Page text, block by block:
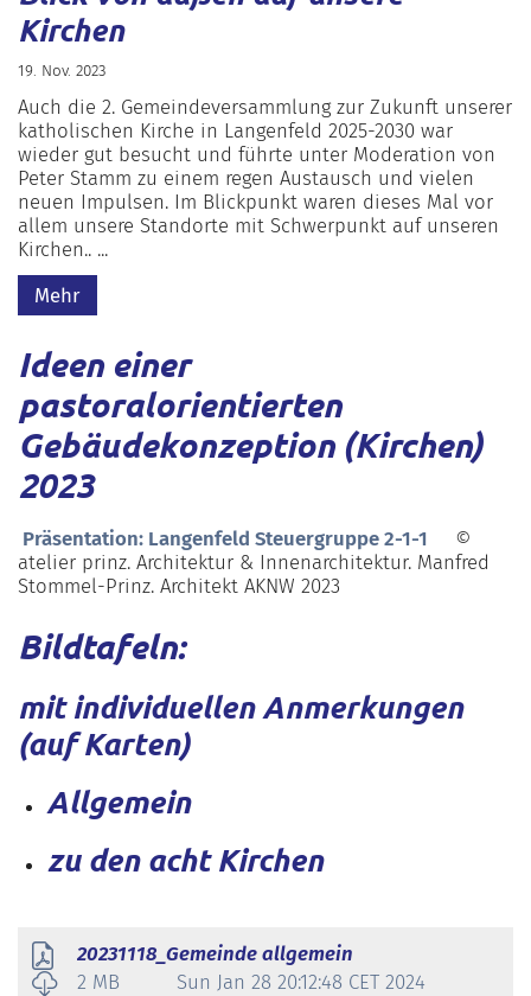
Kirchen
19. Nov. 2023
Auch die 2. Gemeindeversammlung zur Zukunft unserer
katholischen Kirche in Langenfeld 2025-2030 war
wieder gut besucht und führte unter Moderation von
Peter Stamm zu einem regen Austausch und vielen
neuen Impulsen. Im Blickpunkt waren dieses Mal vor
allem unsere Standorte mit Schwerpunkt auf unseren
Kirchen.. ...
Mehr
Ideen einer
pastoralorientierten
Gebäudekonzeption (Kirchen)
2023
Präsentation: Langenfeld Steuergruppe 2-1-1
©
atelier prinz. Architektur & Innenarchitektur. Manfred
Stommel-Prinz. Architekt AKNW 2023
Bildtafeln:
mit individuellen Anmerkungen
(auf Karten)
Allgemein
zu den acht Kirchen
20231118_Gemeinde allgemein
2 MB
Sun Jan 28 20:12:48 CET 2024